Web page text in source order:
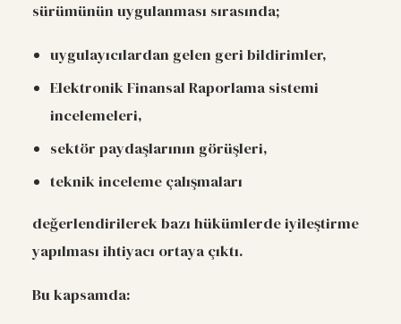
sürümünün uygulanması sırasında;
uygulayıcılardan gelen geri bildirimler,
Elektronik Finansal Raporlama sistemi
incelemeleri,
sektör paydaşlarının görüşleri,
teknik inceleme çalışmaları
değerlendirilerek bazı hükümlerde iyileştirme
yapılması ihtiyacı ortaya çıktı.
Bu kapsamda: